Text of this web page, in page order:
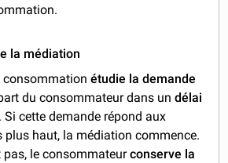
la médiation
consommationétudie la demande
du consommateur dans undélai
. Si cette demande répond aux
plus haut, la médiation commence.
pas, le consommateurconserve la